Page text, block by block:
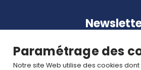
Paramétrage des
Notre site Web utilise des cookies